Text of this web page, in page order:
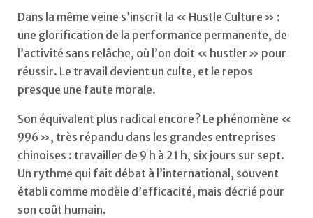
Dans la même veine s’inscrit la « Hustle Culture » :
une glorification de la performance permanente, de
l’activité sans relâche, où l’on doit « hustler » pour
réussir. Le travail devient un culte, et le repos
presque une faute morale.
Son équivalent plus radical encore ? Le phénomène «
996 », très répandu dans les grandes entreprises
chinoises : travailler de 9 h à 21 h, six jours sur sept.
Un rythme qui fait débat à l’international, souvent
établi comme modèle d’efficacité, mais décrié pour
son coût humain.